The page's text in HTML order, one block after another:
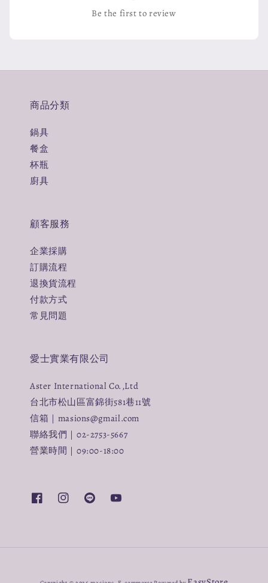
Be the first to review
商品分類
鍋具
餐盒
杯瓶
廚具
顧客服務
企業採購
訂購流程
退換貨流程
付款方式
常見問題
愛士實業有限公司
Aster International Co.,Ltd
台北市松山區富錦街581巷11號
信箱｜masions@gmail.com
聯絡我們｜02-2753-5667
營業時間｜09:00-18:00